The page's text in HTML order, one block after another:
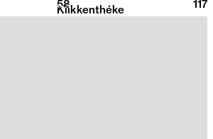
2026
Klikkenthéke
58 117